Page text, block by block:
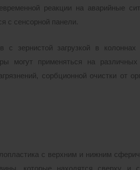
реакции на аварийные
с сенсорной панели.
зернистой загрузкой в колоннах
могут применяться на различных
сорбционной очистки от
с верхним и нижним
которые находятся сверху и